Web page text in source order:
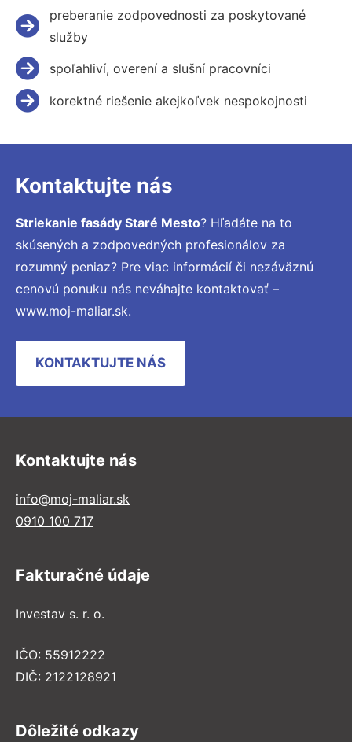
preberanie zodpovednosti za poskytované
služby
spoľahliví, overení a slušní pracovníci
korektné riešenie akejkoľvek nespokojnosti
Kontaktujte nás
Striekanie fasády Staré Mesto? Hľadáte na to
skúsených a zodpovedných profesionálov za
rozumný peniaz? Pre viac informácií či nezáväznú
cenovú ponuku nás neváhajte kontaktovať –
www.moj-maliar.sk.
KONTAKTUJTE NÁS
Kontaktujte nás
info@moj-maliar.sk
0910 100 717
Fakturačné údaje
Investav s. r. o.
IČO: 55912222
DIČ: 2122128921
Dôležité odkazy